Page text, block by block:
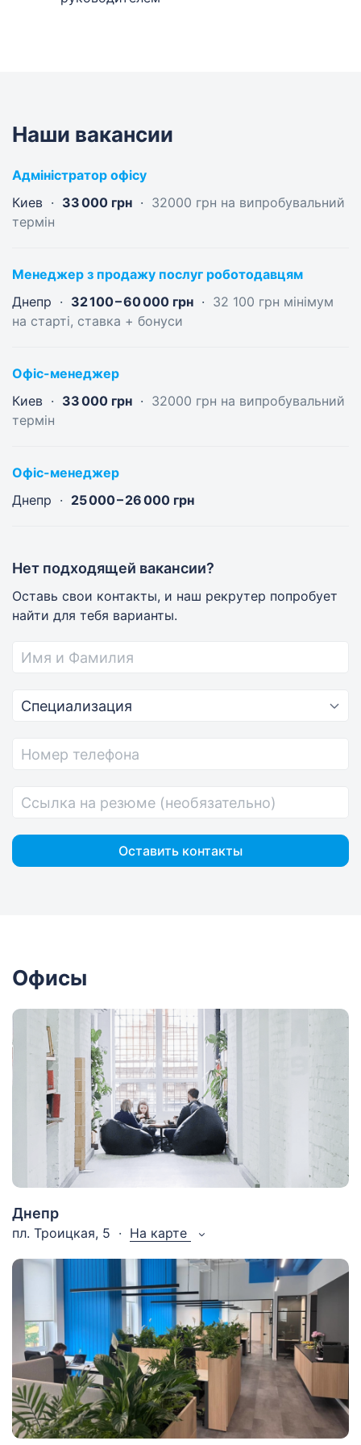
ловить уток! Кто первым поймал — берет себе
Менеджеры по продажам
Консультируют клиентов, выставляют им счета и
заключают договоры.
Модераторы
Следят, чтобы на Work.ua были только
Помогают пользователям Work.ua решить любые
Наши вакансии
Адміністратор офісу
Киев
33 000 грн
32000 грн на випробувальний
термін
Менеджер з продажу послуг роботодавцям
Днепр
32 100 – 60 000 грн
32 100 грн мінімум
на старті, ставка + бонуси
Офіс-менеджер
Киев
33 000 грн
32000 грн на випробувальний
термін
Офіс-менеджер
Днепр
25 000 – 26 000 грн
Нет подходящей вакансии?
Оставь свои контакты, и наш рекрутер попробует
найти для тебя варианты.
Офисы
Днепр
пл. Троицкая, 5 На карте